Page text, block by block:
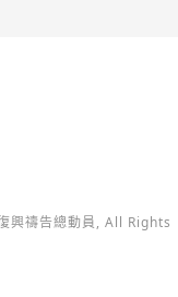
興禱告總動員, All Rights